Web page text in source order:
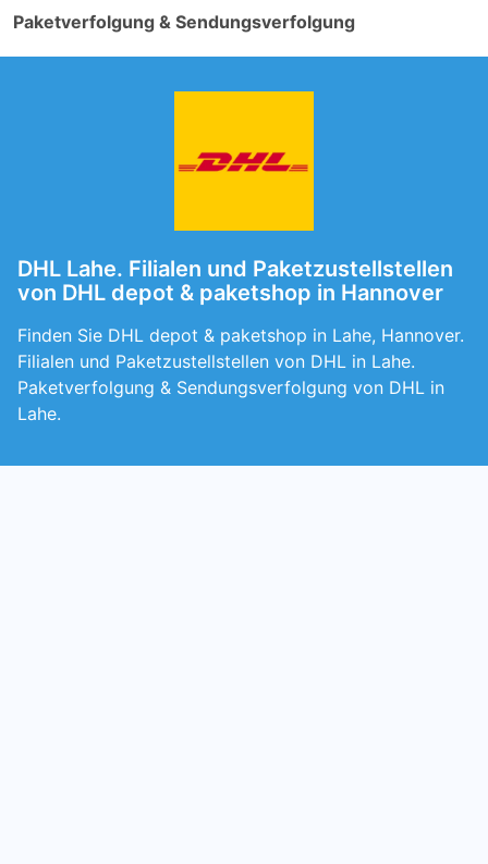
Paketverfolgung & Sendungsverfolgung
DHL Lahe. Filialen und Paketzustellstellen
von DHL depot & paketshop in Hannover
Finden Sie DHL depot & paketshop in Lahe, Hannover.
Filialen und Paketzustellstellen von DHL in Lahe.
Paketverfolgung & Sendungsverfolgung von DHL in
Lahe.